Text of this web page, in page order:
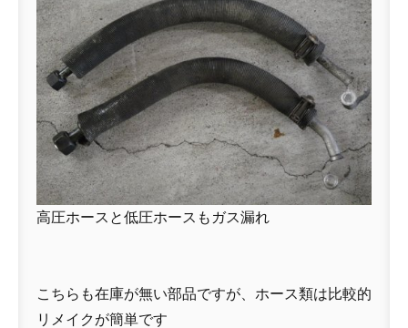
高圧ホースと低圧ホースもガス漏れ
こちらも在庫が無い部品ですが、ホース類は比較的
リメイクが簡単です